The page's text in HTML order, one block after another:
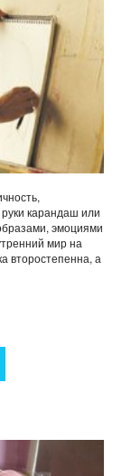
карандаш или
эмоциями
мир на
второстепенна, а